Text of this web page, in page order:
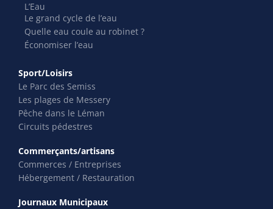
L’Eau
Le grand cycle de l’eau
Quelle eau coule au robinet ?
Économiser l’eau
Sport/Loisirs
Le Parc des Semiss
Les plages de Messery
Pêche dans le Léman
Circuits pédestres
Commerçants/artisans
Commerces / Entreprises
Hébergement / Restauration
Journaux Municipaux